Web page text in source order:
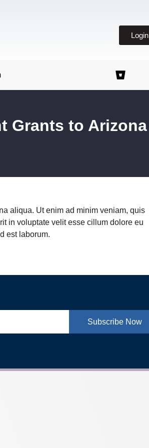
Login
Grants to Arizona
aliqua. Ut enim ad minim veniam, quis
in voluptate velit esse cillum dolore eu
est laborum.
Subscribe Now